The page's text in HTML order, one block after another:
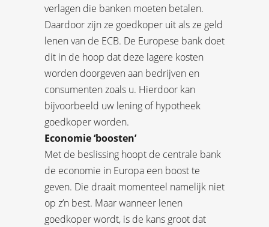
verlagen die banken moeten betalen.
Daardoor zijn ze goedkoper uit als ze geld
lenen van de ECB. De Europese bank doet
dit in de hoop dat deze lagere kosten
worden doorgeven aan bedrijven en
consumenten zoals u. Hierdoor kan
bijvoorbeeld uw lening of hypotheek
goedkoper worden.
Economie ‘boosten’
Met de beslissing hoopt de centrale bank
de economie in Europa een boost te
geven. Die draait momenteel namelijk niet
op z’n best. Maar wanneer lenen
goedkoper wordt, is de kans groot dat